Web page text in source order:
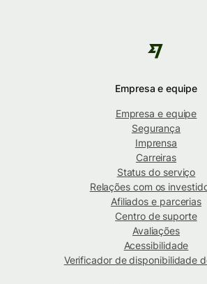
Empresa e equipe
Empresa e equipe
Segurança
Imprensa
Carreiras
Status do serviço
Relações com os
Afiliados e parcerias
Centro de suporte
Avaliações
Acessibilidade
Verificador de disponibilidade